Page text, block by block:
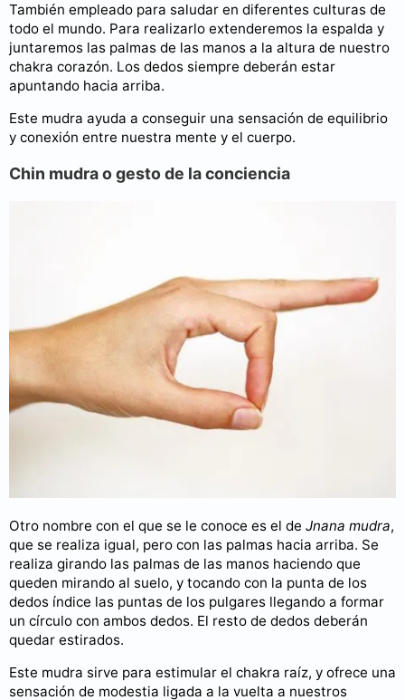
También empleado para saludar en diferentes culturas de
todo el mundo. Para realizarlo extenderemos la espalda y
juntaremos las palmas de las manos a la altura de nuestro
chakra corazón. Los dedos siempre deberán estar
apuntando hacia arriba.
Este mudra ayuda a conseguir una sensación de equilibrio
y conexión entre nuestra mente y el cuerpo.
Chin mudra o gesto de la conciencia
Otro nombre con el que se le conoce es el de Jnana mudra,
que se realiza igual, pero con las palmas hacia arriba. Se
realiza girando las palmas de las manos haciendo que
queden mirando al suelo, y tocando con la punta de los
dedos índice las puntas de los pulgares llegando a formar
un círculo con ambos dedos. El resto de dedos deberán
quedar estirados.
Este mudra sirve para estimular el chakra raíz, y ofrece una
sensación de modestia ligada a la vuelta a nuestros